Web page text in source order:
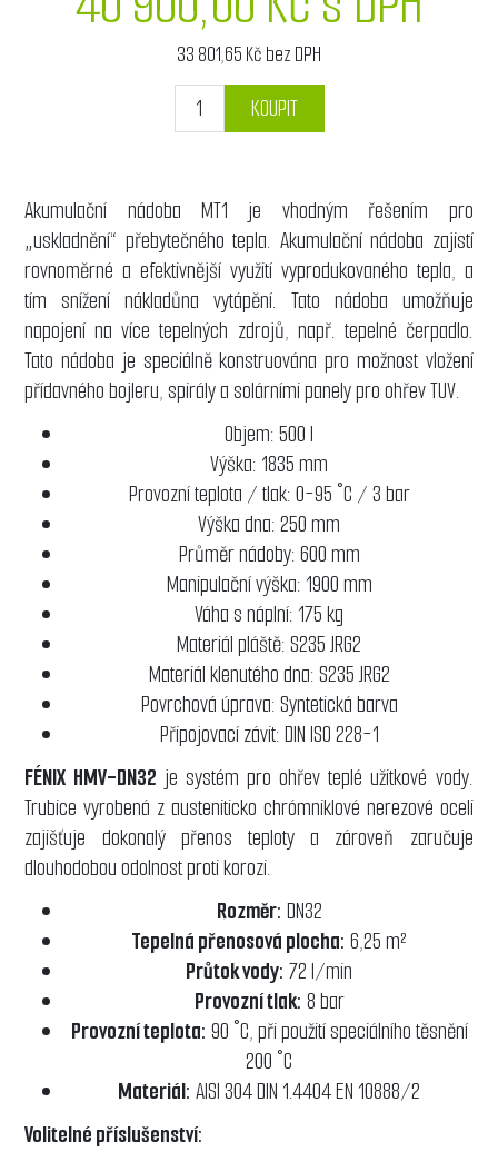
33 801,65 Kč bez DPH
KOUPIT
Akumulační nádoba MT1 je vhodným řešením pro
„uskladnění“ přebytečného tepla. Akumulační nádoba zajistí
rovnoměrné a efektivnější využití vyprodukovaného tepla, a
tím snížení nákladůna vytápění. Tato nádoba umožňuje
napojení na více tepelných zdrojů, např. tepelné čerpadlo.
Tato nádoba je speciálně konstruována pro možnost vložení
přídavného bojleru, spirály a solárními panely pro ohřev TUV.
Objem: 500 l
Výška: 1835 mm
Provozní teplota / tlak: 0-95 °C / 3 bar
Výška dna: 250 mm
Průměr nádoby: 600 mm
Manipulační výška: 1900 mm
Váha s náplní: 175 kg
Materiál pláště: S235 JRG2
Materiál klenutého dna: S235 JRG2
Povrchová úprava: Syntetická barva
Připojovací závit: DIN ISO 228-1
FÉNIX HMV-DN32 je systém pro ohřev teplé užitkové vody.
Trubice vyrobená z austeniticko chrómniklové nerezové oceli
zajišťuje dokonalý přenos teploty a zároveň zaručuje
dlouhodobou odolnost proti korozi.
Rozměr: DN32
Tepelná přenosová plocha: 6,25 m²
Průtok vody: 72 l/min
Provozní tlak: 8 bar
Provozní teplota: 90 °C, při použití speciálního těsnění
200 °C
Materiál: AISI 304 DIN 1.4404 EN 10888/2
Volitelné příslušenství: